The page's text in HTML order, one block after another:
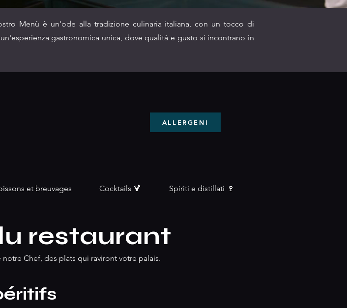
Menù è un'ode alla tradizione culinaria italiana, con un tocco di
gastronomica unica, dove qualità e gusto si incontrano in
ALLERGENI
et breuvages Cocktails 🍹 Spiriti e distillati 🍷
restaurant
Chef, des plats qui raviront votre palais.